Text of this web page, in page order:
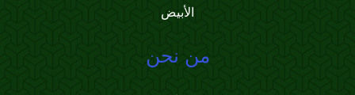
الأبيض
من نحن